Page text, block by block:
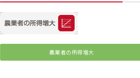
農業者の所得増大